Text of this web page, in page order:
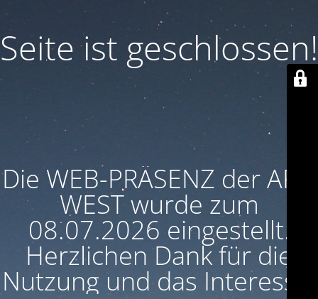
Seite ist geschlossen!
Die WEB-PRÄSENZ der ARU
WEST wurde zum
08.07.2026 eingestellt.
Herzlichen Dank für die
Nutzung und das Interesse!